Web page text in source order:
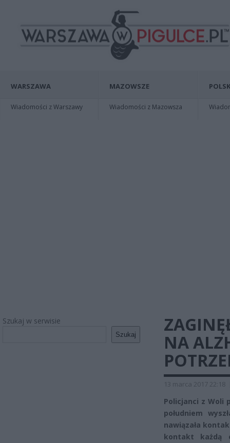
WARSZAWA
Wiadomości z Warszawy
MAZOWSZE
Wiadomości z Mazowsza
Szukaj w serwisie
Szukaj
NA
13 marca 2017 22:18
Policjanci z Woli
południem
nawiązała
kontakt każdą